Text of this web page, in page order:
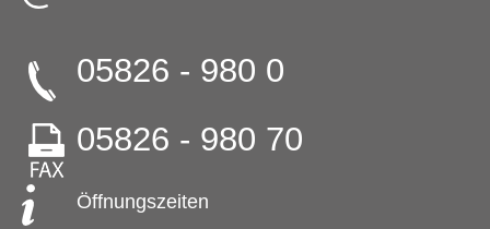
05826 - 980 0
05826 - 980 70
Öffnungszeiten